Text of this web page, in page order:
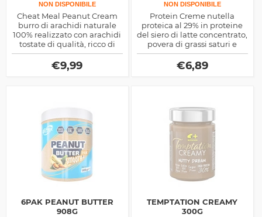
NON DISPONIBILE
Cheat Meal Peanut Cream
burro di arachidi naturale
100% realizzato con arachidi
tostate di qualità, ricco di
energia e proteine nobili,
ottimo per gli sportivi che
vogliono spuntini sfiziosi
€9,99
NON DISPONIBILE
Protein Creme nutella
proteica al 29% in proteine
del siero di latte concentrato,
povera di grassi saturi e
zuccheri, dolcificata con
polioli, ottima per spezzare
la monotonia della dieta
€6,89
6PAK PEANUT BUTTER
908G
TEMPTATION CREAMY
300G